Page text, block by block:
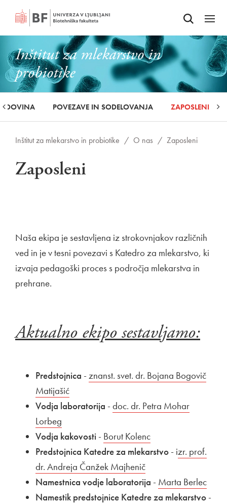
Odpri iskalnik
Odpri
Inštitut za mlekarstvo in
probiotike
POVEZAVE IN SODELOVANJA ZAPOSLENI
Inštitut za mlekarstvo in probiotike / O nas / Zaposleni
Zaposleni
Naša ekipa je sestavljena iz strokovnjakov različnih
ved in je v tesni povezavi s Katedro za mlekarstvo, ki
izvaja pedagoški proces s področja mlekarstva in
prehrane.
Aktualno ekipo sestavljamo:
Predstojnica -Zunanja povezava na
zOdpira se v novem oknu
Zunanja povezava na
nanst. svet. dr. Bojana Bogovič
Matijašić
Vodja laboratorija -Zunanja povezava na
doc. dr. Petra Mohar
Lorbeg
Vodja kakovosti - Zunanja povezava na
Borut Kolenc
Predstojnica Katedre za mlekarstvo - iZunanja
zr. prof.
dr. Andreja Čanžek Majhenič
Namestnica vodje laboratorija - Zunanja
Marta Berlec
Namestik predstojnice Katedre za mlekarstvo -